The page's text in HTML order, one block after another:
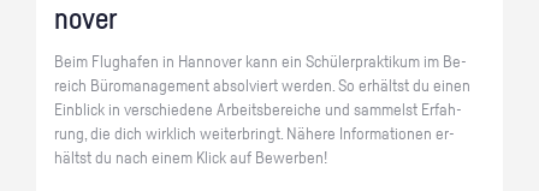
no­ver
Beim Flug­ha­fen in Han­no­ver kann ein Schü­ler­prak­ti­kum im Be­
reich Bü­ro­ma­nage­ment ab­sol­viert wer­den. So er­hältst du einen
Ein­blick in ver­schie­de­ne Ar­beits­be­rei­che und sam­melst Er­fah­
rung, die dich wirk­lich wei­ter­bringt. Nä­he­re In­for­ma­tio­nen er­
hältst du nach einem Klick auf Be­wer­ben!